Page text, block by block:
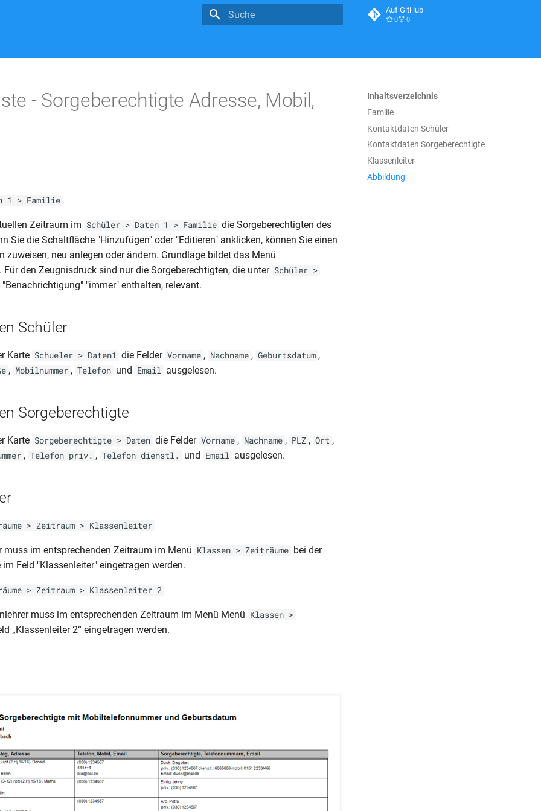
Auf GitHub
0 0
Inhaltsverzeichnis
Familie
Kontaktdaten Schüler
Kontaktdaten Sorgeberechtigte
Klassenleiter
Abbildung
- Sorgeberechtigte Adresse, Mobil,
1 > Familie
Zeitraum im Schüler > Daten 1 > Familie die Sorgeberechtigten des
Sie die Schaltfläche "Hinzufügen" oder "Editieren" anklicken, können Sie einen
zuweisen, neu anlegen oder ändern. Grundlage bildet das Menü
Für den Zeugnisdruck sind nur die Sorgeberechtigten, die unter Schüler >
"Benachrichtigung" "immer" enthalten, relevant.
Schüler
Karte Schueler > Daten1 die Felder Vorname , Nachname , Geburtsdatum ,
, Mobilnummer , Telefon und Email ausgelesen.
Sorgeberechtigte
Karte Sorgeberechtigte > Daten die Felder Vorname , Nachname , PLZ , Ort ,
, Telefon priv. , Telefon dienstl. und Email ausgelesen.
> Zeitraum > Klassenleiter
muss im entsprechenden Zeitraum im Menü Klassen > Zeiträume bei der
Feld "Klassenleiter" eingetragen werden.
> Zeitraum > Klassenleiter 2
muss im entsprechenden Zeitraum im Menü Menü Klassen >
„Klassenleiter 2“ eingetragen werden.